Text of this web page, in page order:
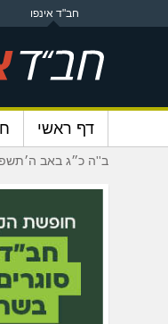
חב"ד אינפו
דף ראשי
ב''ה כ״ג באב ה׳תשפ״ו (06/